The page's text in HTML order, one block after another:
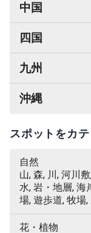
中国
四国
九州
沖縄
スポットをカ
自然
山, 森, 川, 河川
水, 岩・地層, 海
場, 遊歩道, 牧場
花・植物